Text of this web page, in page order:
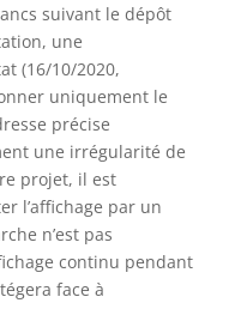
suivant le dépôt
une
(16/10/2020,
uniquement le
précise
une irrégularité de
projet, il est
l’affichage par un
n’est pas
continu pendant
face à